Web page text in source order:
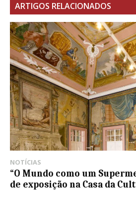
ARTIGOS RELACIONADOS
NOTÍCIAS
“O Mundo como um
de exposição na Casa da